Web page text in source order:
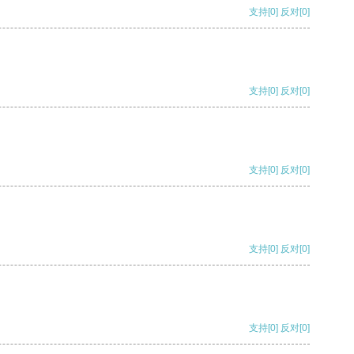
支持[0] 反对[0]
支持[0] 反对[0]
支持[0] 反对[0]
支持[0] 反对[0]
支持[0] 反对[0]